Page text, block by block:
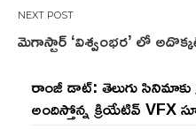
మెగాస్టార్ ‘విశ్వంభర’ లో
రాంజీ డాట్: తెలుగు సినిమాకు
అందిస్తోన్న క్రియేటివ్ VFX